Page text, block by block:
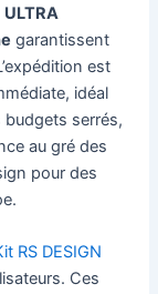
ULTRA
garantissent
est
idéal
serrés,
au gré des
pour des
RS DESIGN
Ces